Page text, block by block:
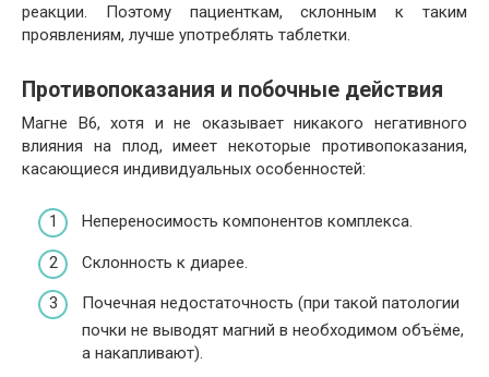
реакции. Поэтому пациенткам, склонным к таким
проявлениям, лучше употреблять таблетки.
Противопоказания и побочные действия
Магне В6, хотя и не оказывает никакого негативного
влияния на плод, имеет некоторые противопоказания,
касающиеся индивидуальных особенностей:
Непереносимость компонентов комплекса.
Склонность к диарее.
Почечная недостаточность (при такой патологии
почки не выводят магний в необходимом объёме,
а накапливают).